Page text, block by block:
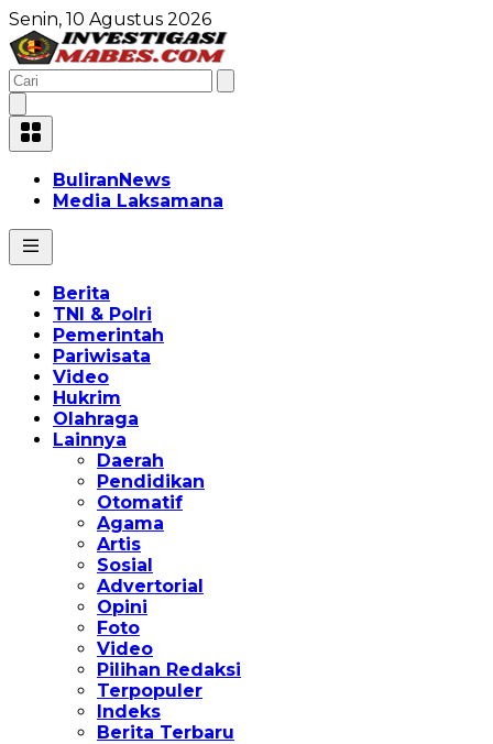
Senin, 10 Agustus 2026
BuliranNews
Media Laksamana
Berita
TNI & Polri
Pemerintah
Pariwisata
Video
Hukrim
Olahraga
Lainnya
Daerah
Pendidikan
Otomatif
Agama
Artis
Sosial
Advertorial
Opini
Foto
Video
Pilihan Redaksi
Terpopuler
Indeks
Berita Terbaru